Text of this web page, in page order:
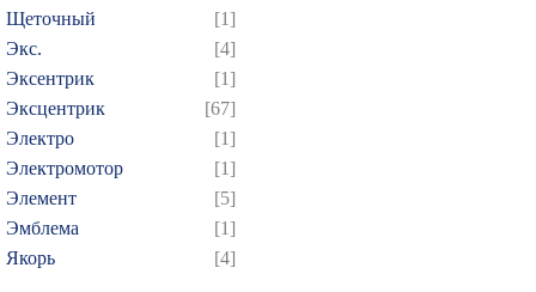
Щеточный
[1]
Экс.
[4]
Эксентрик
[1]
Эксцентрик
[67]
Электро
[1]
Электромотор
[1]
Элемент
[5]
Эмблема
[1]
Якорь
[4]